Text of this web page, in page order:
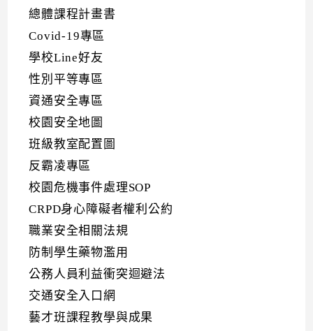
總體課程計畫書
Covid-19專區
學校Line好友
性別平等專區
資通安全專區
校園安全地圖
班級教室配置圖
反霸凌專區
校園危機事件處理SOP
CRPD身心障礙者權利公約
職業安全相關法規
防制學生藥物濫用
公務人員利益衝突迴避法
交通安全入口網
藝才班課程教學與成果